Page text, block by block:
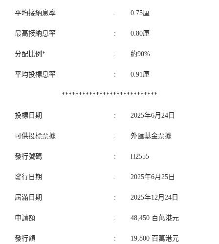
平均接納息率 : 0.75厘
最高接納息率 : 0.80厘
分配比例* : 約90%
平均投標息率 : 0.91厘
****************************
投標日期 : 2025年6月24日
可供投標票據 : 外匯基金票據
發行號碼 : H2555
發行日期 : 2025年6月25日
屆滿日期 : 2025年12月24日
申請額 : 48,450 百萬港元
發行額 : 19,800 百萬港元